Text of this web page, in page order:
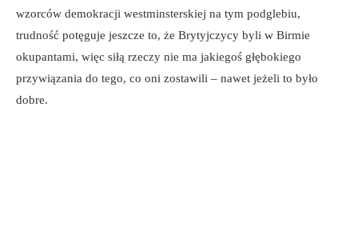
wzorców demokracji westminsterskiej na tym podglebiu,
trudność potęguje jeszcze to, że Brytyjczycy byli w Birmie
okupantami, więc siłą rzeczy nie ma jakiegoś głębokiego
przywiązania do tego, co oni zostawili – nawet jeżeli to było
dobre.